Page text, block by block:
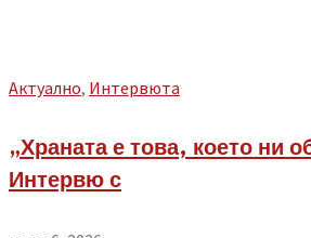
Aктуално, Интервюта
„Храната е това, което ни
Интервю с